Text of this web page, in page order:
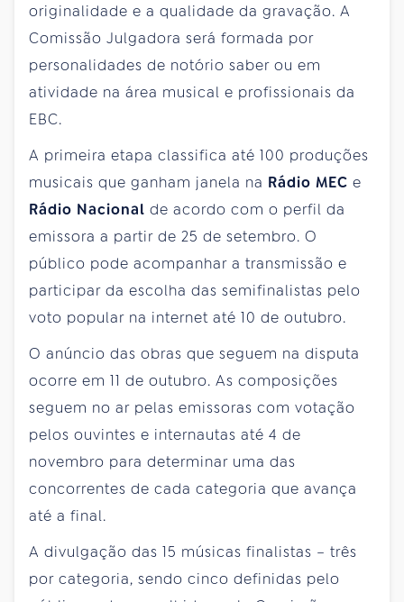
originalidade e a qualidade da gravação. A
Comissão Julgadora será formada por
personalidades de notório saber ou em
atividade na área musical e profissionais da
EBC.
A primeira etapa classifica até 100 produções
musicais que ganham janela na Rádio MEC e
Rádio Nacional de acordo com o perfil da
emissora a partir de 25 de setembro. O
público pode acompanhar a transmissão e
participar da escolha das semifinalistas pelo
voto popular na internet até 10 de outubro.
O anúncio das obras que seguem na disputa
ocorre em 11 de outubro. As composições
seguem no ar pelas emissoras com votação
pelos ouvintes e internautas até 4 de
novembro para determinar uma das
concorrentes de cada categoria que avança
até a final.
A divulgação das 15 músicas finalistas – três
por categoria, sendo cinco definidas pelo